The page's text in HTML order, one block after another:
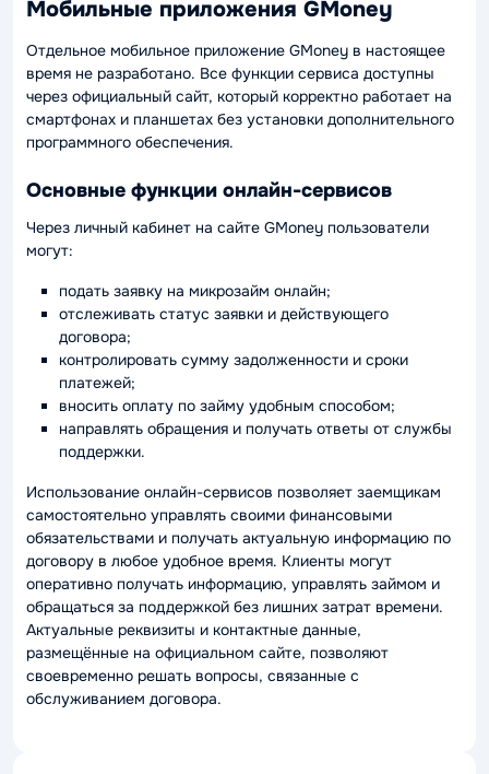
Мобильные приложения GMoney
Отдельное мобильное приложение GMoney в настоящее
время не разработано. Все функции сервиса доступны
через официальный сайт, который корректно работает на
смартфонах и планшетах без установки дополнительного
программного обеспечения.
Основные функции онлайн-сервисов
Через личный кабинет на сайте GMoney пользователи
могут:
подать заявку на микрозайм онлайн;
отслеживать статус заявки и действующего
договора;
контролировать сумму задолженности и сроки
платежей;
вносить оплату по займу удобным способом;
направлять обращения и получать ответы от службы
поддержки.
Использование онлайн-сервисов позволяет заемщикам
самостоятельно управлять своими финансовыми
обязательствами и получать актуальную информацию по
договору в любое удобное время. Клиенты могут
оперативно получать информацию, управлять займом и
обращаться за поддержкой без лишних затрат времени.
Актуальные реквизиты и контактные данные,
размещённые на официальном сайте, позволяют
своевременно решать вопросы, связанные с
обслуживанием договора.